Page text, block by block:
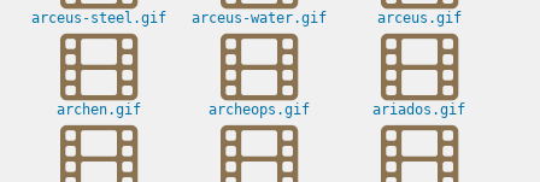
arceus-steel.gif arceus-water.gif arceus.gif
archen.gif archeops.gif ariados.gif